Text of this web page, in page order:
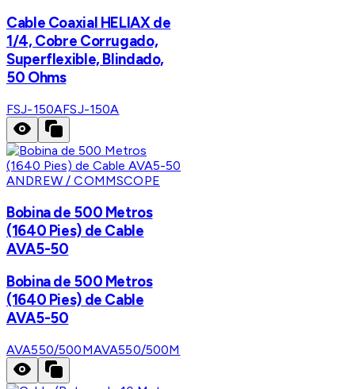
Cable Coaxial HELIAX de
1/4, Cobre Corrugado,
Superflexible, Blindado,
50 Ohms
FSJ-150AFSJ-150A
ANDREW / COMMSCOPE
Bobina de 500 Metros
(1640 Pies) de Cable
AVA5-50
Bobina de 500 Metros
(1640 Pies) de Cable
AVA5-50
AVA550/500MAVA550/500M